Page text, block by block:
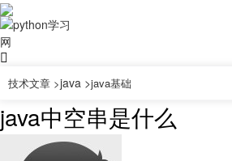
技术文章 >java >java基础
java中空串是什么